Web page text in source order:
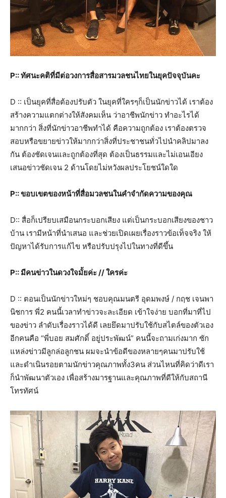
P:: ทัศนะคติที่มีต่อวงการสื่อสารมวลชนไทยในยุคปัจจุบันคะ
D :: เป็นยุคที่สื่อต้องปรับตัว ในยุคที่ใครๆก็เป็นนักข่าวได้ เราต้อง
สร้างความแตกต่างให้สังคมเห็น ว่าอาชีพนักข่าว ทำอะไรได้
มากกว่า สิ่งที่นักข่าวอาชีพทำได้ คือความถูกต้อง เราต้องตรวจ
สอบหรือขยายข่าวให้มากกว่าสิ่งที่ประชาชนทั่วไปนำคลิปมาลง
กัน ต้องชัดเจนและถูกต้องที่สุด ต้องเป็นธรรมและไม่เอนเอียง
เสนอข่าวชัดเจน 2 ด้านโดยไม่หวังผลประโยชน์ใดใด
P:: ขอบเขตของหน้าที่สื่อมวลชนในคำจำกัดความของคุณ
D:: สื่อก็เปรียบเสมือนกระบอกเสียง แต่เป็นกระบอกเสียงของชาว
บ้าน เรามีหน้าที่นำเสนอ และช่วยเปิดเผยเรื่องราวข้อเท็จจริง ให้
ปัญหาได้รับการแก้ไข หรือปรับปรุงไปในทางที่ดีขึ้น
P:: มีคนข่าวในดวงใจมั้ยค่ะ // ใครค่ะ
D :: ตอนเป็นนักข่าวใหม่ๆ ชอบคุณมนตรี อุดมพงษ์ / กฤช เจนพา
นิชการ พี่2 คนนี้เวลาทำข่าวจะละเอียด เข้าใจง่าย บอกที่มาที่ไป
ของข่าว ลำดับเรื่องราวได้ดี เลยยึดมาปรับใช้กับสไตล์ของตัวเอง
อีกคนคือ “พี่บอย สมศักดิ์ อยู่ประพัฒน์” คนนี้จะถามเก่งมาก ซัก
แหล่งข่าวมีลูกล่อลูกชน ผมจะนำข้อดีของหลายๆคนมาปรับใช้
และดำเนินรอยตามนักข่าวคุณภาพทั้ง3คน ส่วนไหนที่คิดว่าดีเรา
ก็นำพัฒนาตัวเอง เพื่อสร้างมารฐานและคุณภาพที่ดีให้กับสถานี
โทรทัศน์